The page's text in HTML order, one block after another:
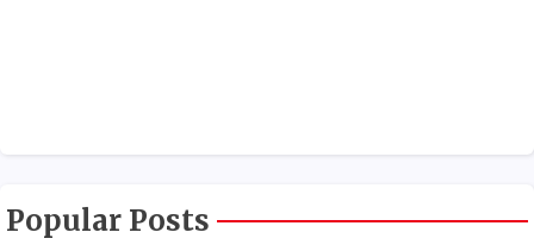
Popular Posts